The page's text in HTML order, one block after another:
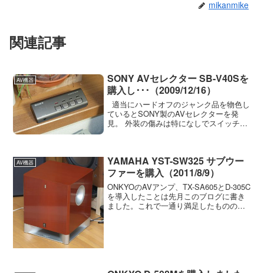
mikanmike
関連記事
AV機器
SONY AVセレクター SB-V40Sを
購入し･･･（2009/12/16）
適当にハードオフのジャンク品を物色し
ているとSONY製のAVセレクターを発
見。 外装の傷みは特になしでスイッチ類
AV機器
YAMAHA YST-SW325 サブウー
ファーを購入（2011/8/9）
ONKYOのAVアンプ、TX-SA605とD-305C
を導入したことは先月このブログに書き
ました。これで一通り満足したもののや